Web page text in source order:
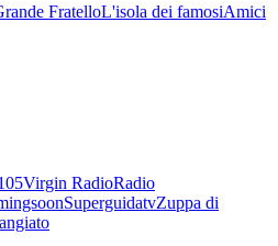
FratelloL'isola dei famosiAmici
Virgin RadioRadio
SuperguidatvZuppa di